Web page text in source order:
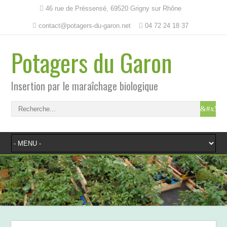
46 rue de Préssensé, 69520 Grigny sur Rhône
contact@potagers-du-garon.net 04 72 24 18 37
Potagers du Garon
Insertion par le maraîchage biologique